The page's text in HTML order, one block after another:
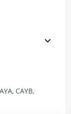
CAYB,